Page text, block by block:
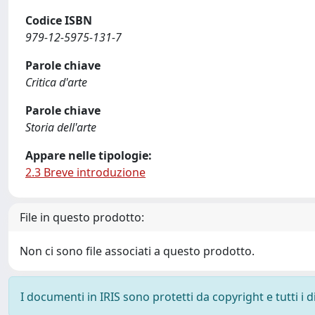
Codice ISBN
979-12-5975-131-7
Parole chiave
Critica d'arte
Parole chiave
Storia dell'arte
Appare nelle tipologie:
2.3 Breve introduzione
File in questo prodotto:
Non ci sono file associati a questo prodotto.
I documenti in IRIS sono protetti da copyright e tutti i